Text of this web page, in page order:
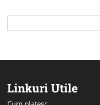
Linkuri Utile